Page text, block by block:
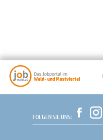
FOLGEN SIE UNS: